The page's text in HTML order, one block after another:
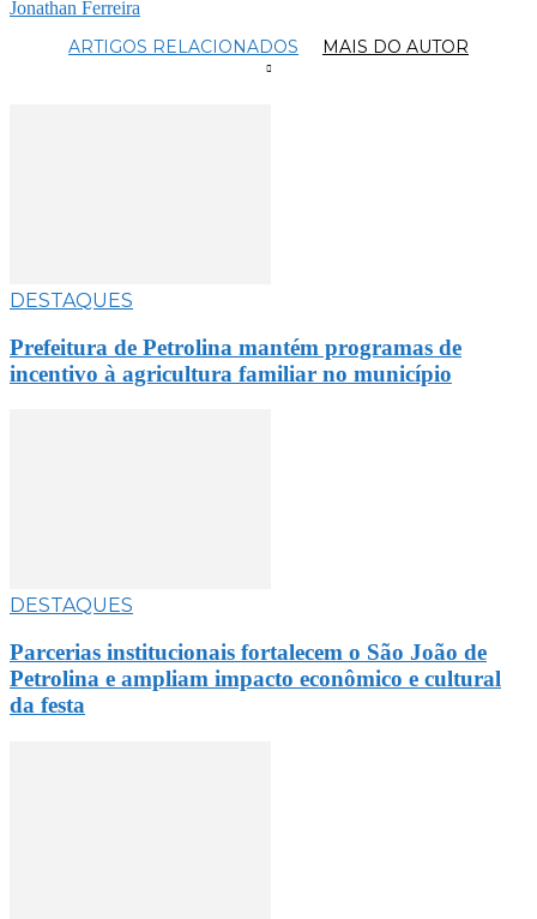
Jonathan Ferreira
ARTIGOS RELACIONADOS MAIS DO AUTOR
DESTAQUES
Prefeitura de Petrolina mantém programas de
incentivo à agricultura familiar no município
DESTAQUES
Parcerias institucionais fortalecem o São João de
Petrolina e ampliam impacto econômico e cultural
da festa